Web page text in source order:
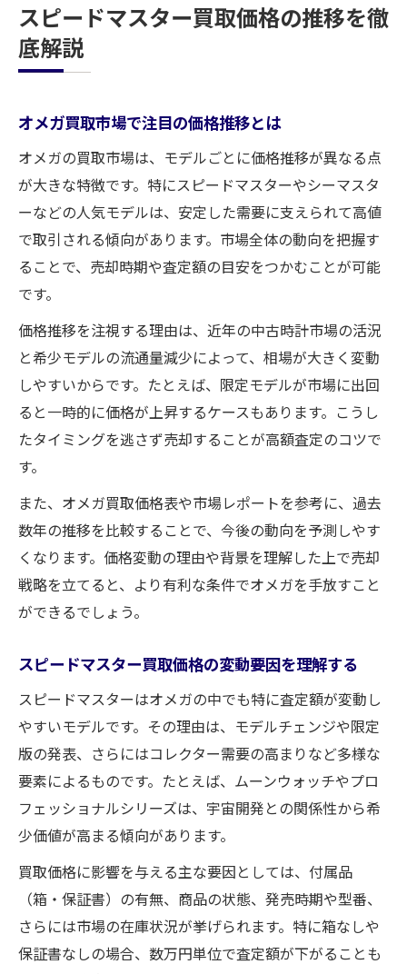
オメガ買取で損をしない売却タイミング
高額査定を狙うならオメガ買取の秘訣を知ろう
ト
オメガ買取で査定額アップを目指すコツ
専門家が教えるオメガ買取の裏技とは
オメガ買取で高値を引き出す準備方法
人気モデル別オメガ買取の秘訣を解説
箱なしスピードマスターの買取相場を見極める
オメガ買取で箱なしモデルの評価ポイント
箱なしスピードマスター買取相場の実態と
は
オメガ買取価格に影響する付属品の有無
箱なし買取で損をしないための対応策
解説
状態別に変わるオメガ買取のリアルな価格表
オメガ買取で重視される時計の状態とは
状態別オメガ買取価格表の見方を解説
オメガ買取で高評価を得るためのポイント
買取マスターが教える査定基準と相場感
オートマチックモデルのオメガ買取市場動向と
は
オートマチックモデルのオメガ買取が注目
される理由
オメガ買取市場でのオートマチック相場の
特徴
オメガスピードマスターオートマチック買
取相場の最新動向
買取価格に影響するオートマチックの人気
スピードマスター買取価格の推移を徹
底解説
オメガ買取市場で注目の価格推移とは
オメガの買取市場は、モデルごとに価格推移が異なる点
が大きな特徴です。特にスピードマスターやシーマスタ
ーなどの人気モデルは、安定した需要に支えられて高値
で取引される傾向があります。市場全体の動向を把握す
ることで、売却時期や査定額の目安をつかむことが可能
です。
価格推移を注視する理由は、近年の中古時計市場の活況
と希少モデルの流通量減少によって、相場が大きく変動
しやすいからです。たとえば、限定モデルが市場に出回
ると一時的に価格が上昇するケースもあります。こうし
たタイミングを逃さず売却することが高額査定のコツで
す。
また、オメガ買取価格表や市場レポートを参考に、過去
数年の推移を比較することで、今後の動向を予測しやす
くなります。価格変動の理由や背景を理解した上で売却
戦略を立てると、より有利な条件でオメガを手放すこと
ができるでしょう。
スピードマスター買取価格の変動要因を理解する
スピードマスターはオメガの中でも特に査定額が変動し
やすいモデルです。その理由は、モデルチェンジや限定
版の発表、さらにはコレクター需要の高まりなど多様な
要素によるものです。たとえば、ムーンウォッチやプロ
フェッショナルシリーズは、宇宙開発との関係性から希
少価値が高まる傾向があります。
買取価格に影響を与える主な要因としては、付属品
（箱・保証書）の有無、商品の状態、発売時期や型番、
さらには市場の在庫状況が挙げられます。特に箱なしや
保証書なしの場合、数万円単位で査定額が下がることも